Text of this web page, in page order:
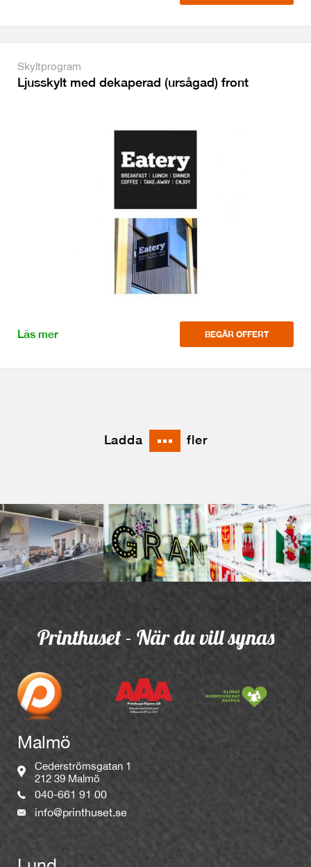
Skyltprogram
Ljusskylt med dekaperad (ursågad) front
Läs mer BEGÄR OFFERT
Ladda fler
Printhuset - När du vill synas
Malmö
Cederströmsgatan 1
212 39 Malmö
040-661 91 00
info@printhuset.se